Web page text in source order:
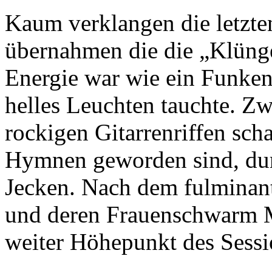
Kaum verklangen die
übernahmen die die
Energie war wie ein
helles Leuchten tauchte.
rockigen Gitarrenriffen
Hymnen geworden sind,
Jecken. Nach dem
und deren
weiter Höhepunkt des